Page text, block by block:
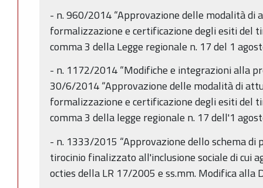
- n. 960/2014 “Approvazione delle modalità di
formalizzazione e certificazione degli esiti del
comma 3 della Legge regionale n. 17 del 1
- n. 1172/2014 “Modifiche e integrazioni alla
30/6/2014 “Approvazione delle modalità di
formalizzazione e certificazione degli esiti del
comma 3 della legge regionale n. 17 dell'1
- n. 1333/2015 “Approvazione dello schema
tirocinio finalizzato all'inclusione sociale di cui
octies della LR 17/2005 e ss.mm. Modifica alla